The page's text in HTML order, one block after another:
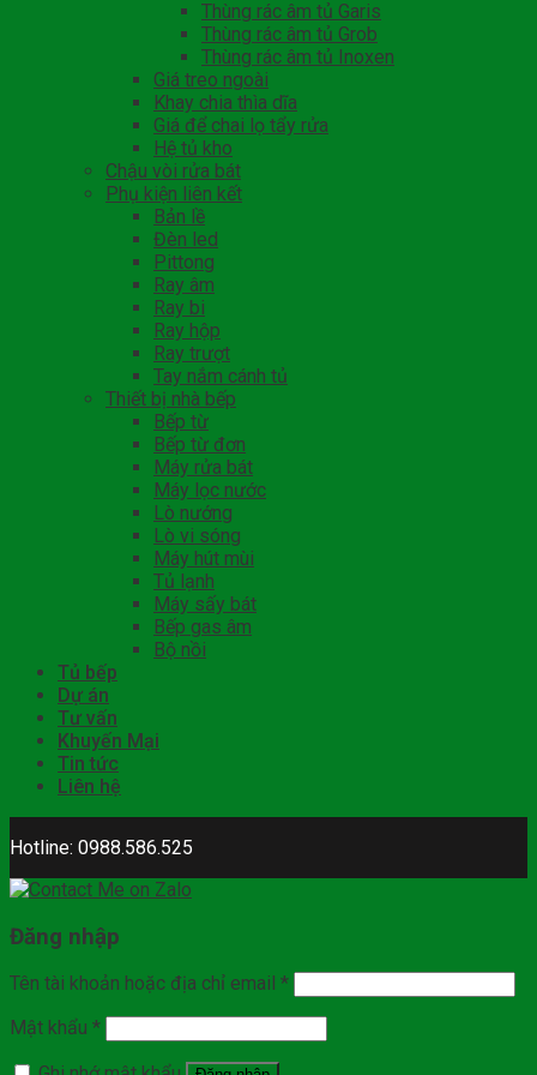
Thùng rác âm tủ Garis
Thùng rác âm tủ Grob
Thùng rác âm tủ Inoxen
Giá treo ngoài
Khay chia thìa dĩa
Giá để chai lọ tẩy rửa
Hệ tủ kho
Chậu vòi rửa bát
Phụ kiện liên kết
Bản lề
Đèn led
Pittong
Ray âm
Ray bi
Ray hộp
Ray trượt
Tay nắm cánh tủ
Thiết bị nhà bếp
Bếp từ
Bếp từ đơn
Máy rửa bát
Máy lọc nước
Lò nướng
Lò vi sóng
Máy hút mùi
Tủ lạnh
Máy sấy bát
Bếp gas âm
Bộ nồi
Tủ bếp
Dự án
Tư vấn
Khuyến Mại
Tin tức
Liên hệ
Hotline: 0988.586.525
Đăng nhập
Tên tài khoản hoặc địa chỉ email *
Mật khẩu *